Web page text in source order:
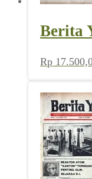
Berita
Rp